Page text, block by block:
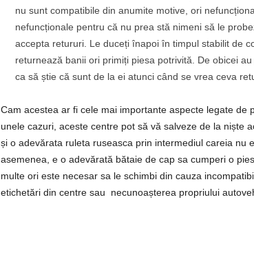
nu sunt compatibile din anumite motive, ori
nefuncționale pentru că nu prea stă nimeni să le
accepta retururi. Le duceți înapoi în timpul stabilit de
returnează banii ori primiți piesa potrivită. De obicei
ca să știe că sunt de la ei atunci când se vrea ceva
Cam acestea ar fi cele mai importante aspecte legate de
unele cazuri, aceste centre pot să vă salveze de la niște
și o adevărata ruleta ruseasca prin intermediul careia nu
asemenea, e o adevărată bătaie de cap sa cumperi o
multe ori este necesar sa le schimbi din cauza
etichetări din centre sau necunoașterea propriului